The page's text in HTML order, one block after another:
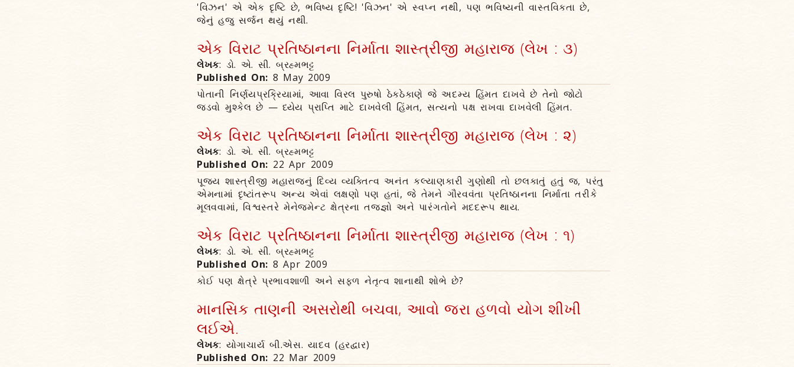
'વિઝન' એ એક દૃષ્ટિ છે, ભવિષ્ય દૃષ્ટિ! 'વિઝન' એ સ્વપ્ન નથી, પણ ભવિષ્યની વાસ્તવિકતા છે,
જેનું હજુ સર્જન થયું નથી.
એક વિરાટ પ્રતિષ્ઠાનના નિર્માતા શાસ્ત્રીજી મહારાજ (લેખ : ૩)
લેખક: ડો. એ. સી. બ્રહ્મભટ્ટ
Published On: 8 May 2009
પોતાની નિર્ણયપ્રક્રિયામાં, આવા વિરલ પુરુષો ઠેકઠેકાણે જે અદમ્ય હિંમત દાખવે છે તેનો જોટો
જડવો મુશ્કેલ છે — ધ્યેય પ્રાપ્તિ માટે દાખવેલી હિંમત, સત્યનો પક્ષ રાખવા દાખવેલી હિંમત.
એક વિરાટ પ્રતિષ્ઠાનના નિર્માતા શાસ્ત્રીજી મહારાજ (લેખ : ૨)
લેખક: ડો. એ. સી. બ્રહ્મભટ્ટ
Published On: 22 Apr 2009
પૂજ્ય શાસ્ત્રીજી મહારાજનું દિવ્ય વ્યક્તિત્વ અનંત કલ્યાણકારી ગુણોથી તો છલકાતું હતું જ, પરંતુ
એમનામાં દૃષ્ટાંતરૂપ અન્ય એવાં લક્ષણો પણ હતાં, જે તેમને ગૌરવવંતા પ્રતિષ્ઠાનના નિર્માતા તરીકે
મૂલવવામાં, વિશ્વસ્તરે મેનેજમેન્ટ ક્ષેત્રના તજજ્ઞો અને પારંગતોને મદદરૂપ થાય.
એક વિરાટ પ્રતિષ્ઠાનના નિર્માતા શાસ્ત્રીજી મહારાજ (લેખ : ૧)
લેખક: ડો. એ. સી. બ્રહ્મભટ્ટ
Published On: 8 Apr 2009
કોઈ પણ ક્ષેત્રે પ્રભાવશાળી અને સફળ નેતૃત્વ શાનાથી શોભે છે?
માનસિક તાણની અસરોથી બચવા, આવો જરા હળવો યોગ શીખી
લઈએ.
લેખક: યોગાચાર્ય બી.એસ. યાદવ (હરદ્વાર)
Published On: 22 Mar 2009